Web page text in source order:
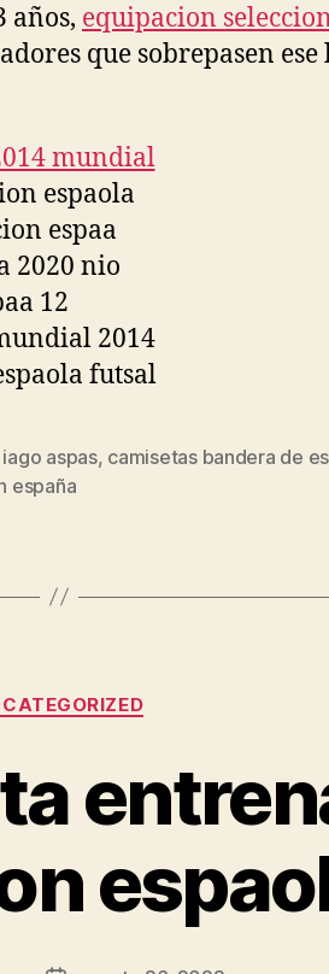
años, equipacion
que sobrepasen
aspas, camisetas bandera de
españa
Categorías